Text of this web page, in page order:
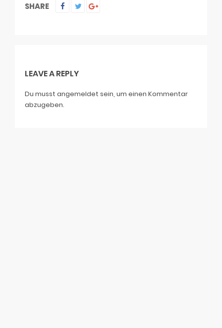
SHARE
LEAVE A REPLY
Du musst angemeldet sein, um einen Kommentar
abzugeben.